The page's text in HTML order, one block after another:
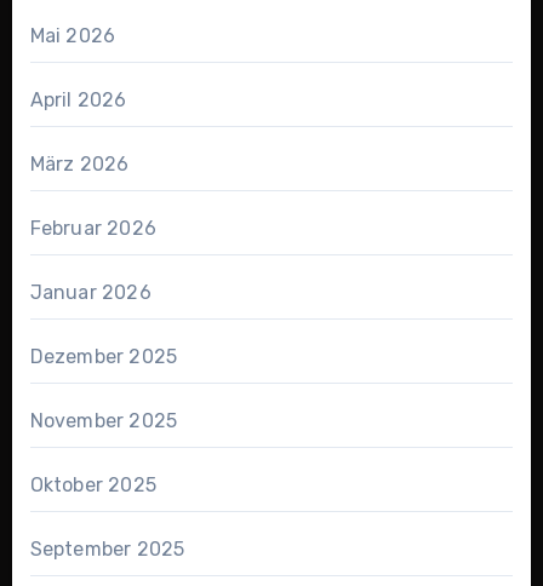
Mai 2026
April 2026
März 2026
Februar 2026
Januar 2026
Dezember 2025
November 2025
Oktober 2025
September 2025